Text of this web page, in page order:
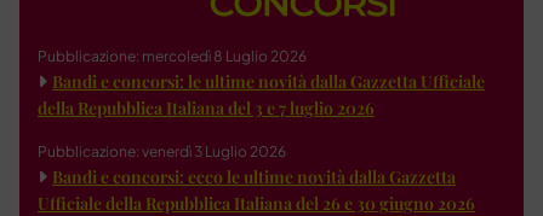
Pubblicazione: mercoledì 8 Luglio 2026
Bandi e concorsi: le ultime novità dalla Gazzetta Ufficiale
della Repubblica Italiana del 3 e 7 luglio 2026
Pubblicazione: venerdì 3 Luglio 2026
Bandi e concorsi: ecco le ultime novità dalla Gazzetta
Ufficiale della Repubblica Italiana del 26 e 30 giugno 2026